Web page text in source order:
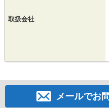
取扱会社
メールでお